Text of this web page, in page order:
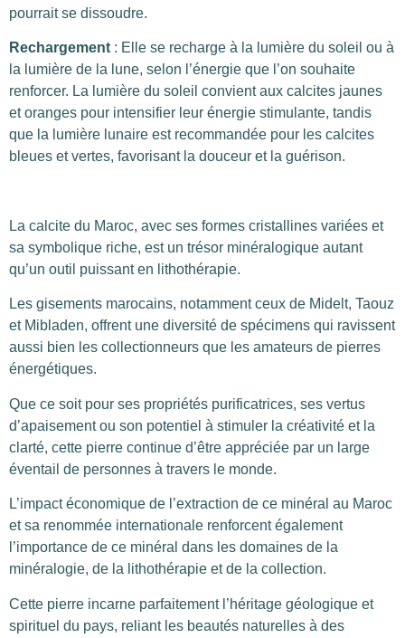
pourrait se dissoudre.
Rechargement : Elle se recharge à la lumière du soleil ou à
la lumière de la lune, selon l’énergie que l’on souhaite
renforcer. La lumière du soleil convient aux calcites jaunes
et oranges pour intensifier leur énergie stimulante, tandis
que la lumière lunaire est recommandée pour les calcites
bleues et vertes, favorisant la douceur et la guérison.
La calcite du Maroc, avec ses formes cristallines variées et
sa symbolique riche, est un trésor minéralogique autant
qu’un outil puissant en lithothérapie.
Les gisements marocains, notamment ceux de Midelt, Taouz
et Mibladen, offrent une diversité de spécimens qui ravissent
aussi bien les collectionneurs que les amateurs de pierres
énergétiques.
Que ce soit pour ses propriétés purificatrices, ses vertus
d’apaisement ou son potentiel à stimuler la créativité et la
clarté, cette pierre continue d’être appréciée par un large
éventail de personnes à travers le monde.
L’impact économique de l’extraction de ce minéral au Maroc
et sa renommée internationale renforcent également
l’importance de ce minéral dans les domaines de la
minéralogie, de la lithothérapie et de la collection.
Cette pierre incarne parfaitement l’héritage géologique et
spirituel du pays, reliant les beautés naturelles à des